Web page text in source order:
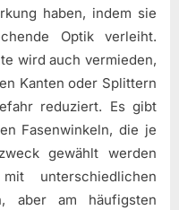
haben, indem sie
Optik verleiht.
wird auch vermieden,
Kanten oder Splittern
reduziert. Es gibt
Fasenwinkeln, die je
gewählt werden
unterschiedlichen
aber am häufigsten